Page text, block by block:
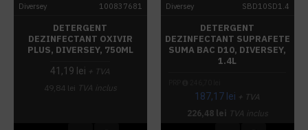
Diversey 100837681
DETERGENT
DEZINFECTANT OXIVIR
PLUS, DIVERSEY, 750ML
41,19 lei + TVA
49,84 lei TVA inclus
Diversey SBD10SD1.4
DETERGENT
DEZINFECTANT SUPRAFETE
SUMA BAC D10, DIVERSEY,
1.4L
187,17 lei + TVA
226,48 lei TVA inclus